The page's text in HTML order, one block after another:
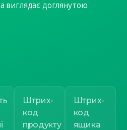
виглядає доглянутою
Штрих-
код
продукту
Штрих-
код
ящика